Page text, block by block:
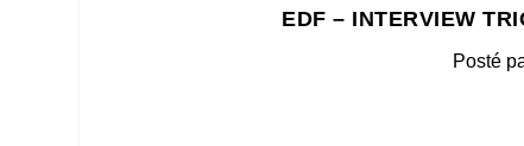
EDF – INTERVIEW
Posté